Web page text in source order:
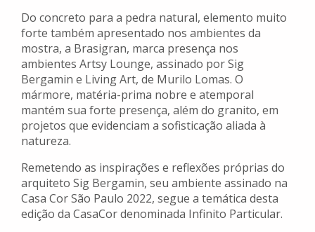
Do concreto para a pedra natural, elemento muito
forte também apresentado nos ambientes da
mostra, a Brasigran, marca presença nos
ambientes Artsy Lounge, assinado por Sig
Bergamin e Living Art, de Murilo Lomas. O
mármore, matéria-prima nobre e atemporal
mantém sua forte presença, além do granito, em
projetos que evidenciam a sofisticação aliada à
natureza.
Remetendo as inspirações e reflexões próprias do
arquiteto Sig Bergamin, seu ambiente assinado na
Casa Cor São Paulo 2022, segue a temática desta
edição da CasaCor denominada Infinito Particular.